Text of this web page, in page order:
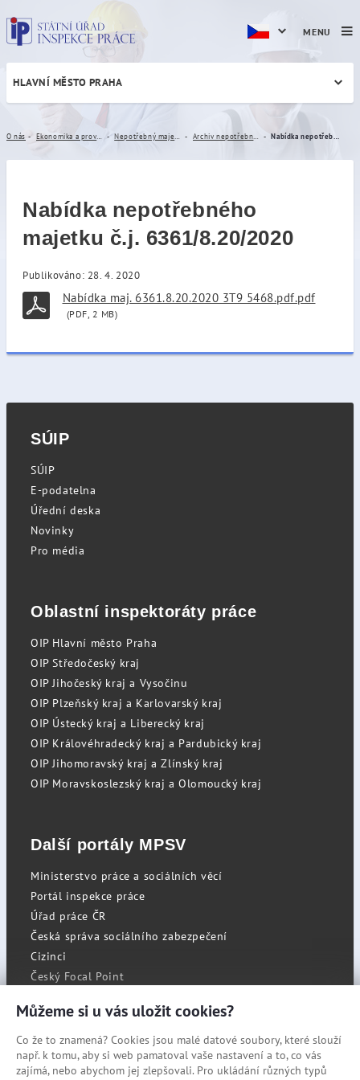
Nabídka nepotřebného
HLAVNÍ MĚSTO PRAHA
O nás
Nabídka nepotřebného
majetku č.j. 6361/8.20/2020
Publikováno: 28. 4. 2020
Nabídka maj. 6361.8.20.2020 3T9 5468.pdf.pdf
(PDF, 2 MB)
MENU
SÚIP
SÚIP
E-podatelna
Úřední deska
Novinky
Pro média
Oblastní inspektoráty práce
OIP Hlavní město Praha
OIP Středočeský kraj
OIP Jihočeský kraj a Vysočinu
OIP Plzeňský kraj a Karlovarský kraj
OIP Ústecký kraj a Liberecký kraj
OIP Královéhradecký kraj a Pardubický kraj
OIP Jihomoravský kraj a Zlínský kraj
OIP Moravskoslezský kraj a Olomoucký kraj
Další portály MPSV
Ministerstvo práce a sociálních věcí
Portál inspekce práce
Úřad práce ČR
Česká správa sociálního zabezpečení
Cizinci
Český Focal Point
RSS
Cookies
Můžeme si u vás uložit cookies?
Co že to znamená? Cookies jsou malé datové soubory, které slouží
např. k tomu, aby si web pamatoval vaše nastavení a to, co vás
zajímá, nebo abychom jej zlepšovali. Pro ukládání různých typů